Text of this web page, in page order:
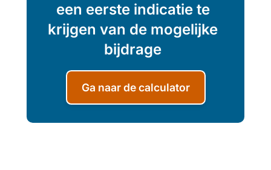
een eerste indicatie te
krijgen van de mogelijke
bijdrage
Ga naar de calculator